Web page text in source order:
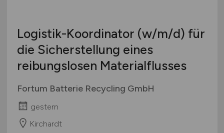
Logistik-Koordinator (w/m/d) für
die Sicherstellung eines
reibungslosen Materialflusses
Fortum Batterie Recycling GmbH
gestern
Kirchardt